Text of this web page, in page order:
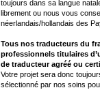
toujours dans sa langue
librement ou nous vous
néerlandais/hollandais des
Tous nos traducteurs du
professionnels titulaires
de traducteur agréé ou
Votre projet sera donc
sélectionné par nos soins